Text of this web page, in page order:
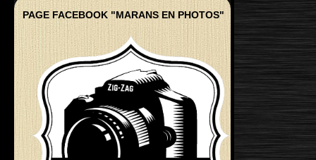
PAGE FACEBOOK "MARANS EN PHOTOS"